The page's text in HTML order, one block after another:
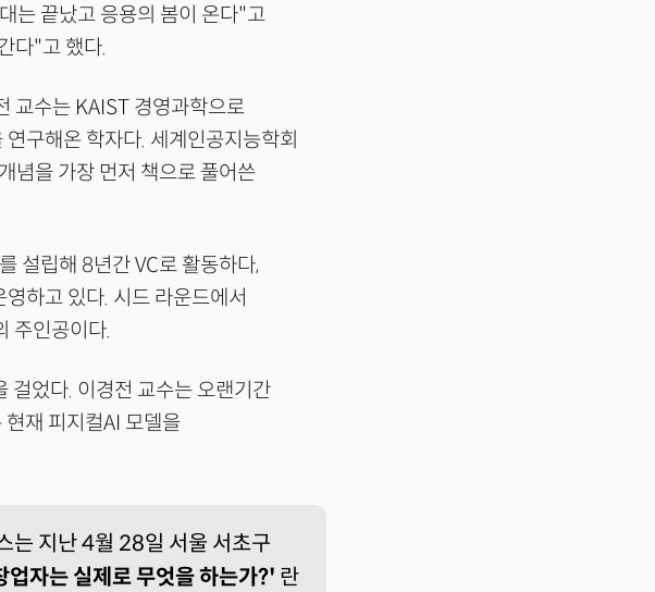
는 끝났고 응용의 봄이 온다"고
다"고 했다.
교수는 KAIST 경영과학으로
구해온 학자다. 세계인공지능학회
념을 가장 먼저 책으로 풀어쓴
설립해 8년간 VC로 활동하다,
하고 있다. 시드 라운드에서
주인공이다.
걸었다. 이경전 교수는 오랜기간
재 피지컬AI 모델을
는 지난 4월 28일 서울 서초구
자는 실제로 무엇을 하는가?' 란